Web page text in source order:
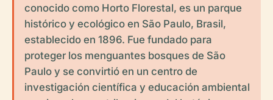
conocido como Horto Florestal, es un parque
histórico y ecológico en São Paulo, Brasil,
establecido en 1896. Fue fundado para
proteger los menguantes bosques de São
Paulo y se convirtió en un centro de
investigación científica y educación ambiental